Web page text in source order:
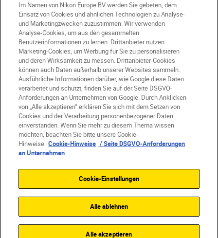
DE Nikon Sites
Kontakt
Datenschutzhinweis
Nutzungsbedingungen
Geschäftsbedingungen des Nikon Stores
Cookie-Hinweise
Barrierefreiheit
Cookie-Einstellungen
Im Namen von Nikon Europe BV werden Sie gebeten, dem
Einsatz von Cookies und ähnlichen Technologien zu Analyse-
und Marketingzwecken zuzustimmen. Wir verwenden
Analyse-Cookies, um aus den gesammelten
Benutzerinformationen zu lernen. Drittanbieter nutzen
Marketing-Cookies, um Werbung für Sie zu personalisieren
und deren Wirksamkeit zu messen. Drittanbieter-Cookies
können auch Daten außerhalb unserer Websites sammeln.
Ausführliche Informationen darüber, wie Google diese Daten
verarbeitet und schützt, finden Sie auf der Seite DSGVO-
Anforderungen an Unternehmen von Google. Durch Anklicken
von „Alle akzeptieren“ erklären Sie sich mit dem Setzen von
Cookies und der Verarbeitung personenbezogener Daten
einverstanden. Wenn Sie mehr zu diesem Thema wissen
möchten, beachten Sie bitte unsere Cookie-
Hinweise. Cookie-Hinweise / Seite DSGVO-Anforderungen
an Unternehmen
Cookie-Einstellungen
Alle ablehnen
Alle akzeptieren